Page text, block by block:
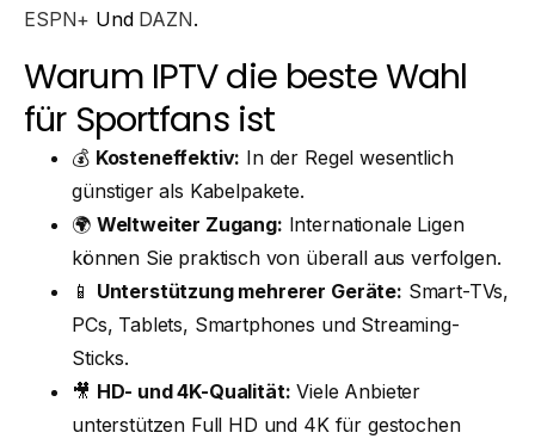
ESPN+ Und DAZN.
Warum IPTV die beste Wahl
für Sportfans ist
💰 Kosteneffektiv: In der Regel wesentlich
günstiger als Kabelpakete.
🌍 Weltweiter Zugang: Internationale Ligen
können Sie praktisch von überall aus verfolgen.
📱 Unterstützung mehrerer Geräte: Smart-TVs,
PCs, Tablets, Smartphones und Streaming-
Sticks.
🎥 HD- und 4K-Qualität: Viele Anbieter
unterstützen Full HD und 4K für gestochen